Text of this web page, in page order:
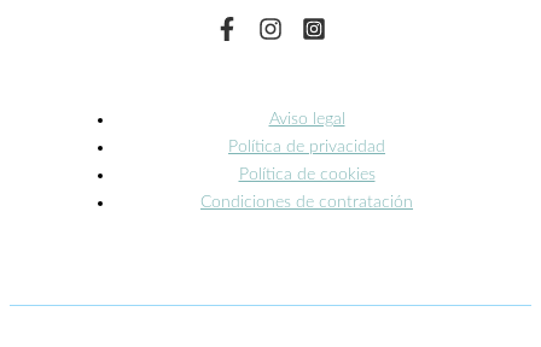
Aviso legal
Política de privacidad
Política de cookies
Condiciones de contratación